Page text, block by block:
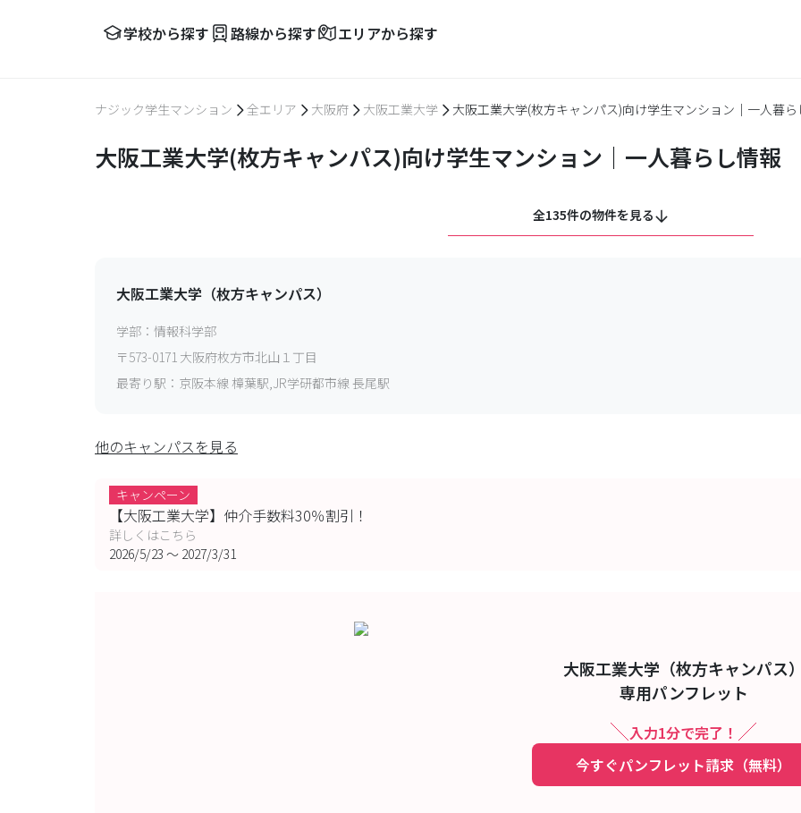
学校から探す 路線から探す エリアから探す
ナジック学生マンション 全エリア 大阪府 大阪工業大学 大阪工業大学(枚方キャンパス)向け学生マンション｜一人暮
大阪工業大学(枚方キャンパス)向け学生マンション｜一人暮らし情報
全135件の物件を見る
大阪工業大学（枚方キャンパス）
学部： 情報科学部
〒573-0171 大阪府枚方市北山１丁目
最寄り駅： 京阪本線 樟葉駅,JR学研都市線 長尾駅
他のキャンパスを見る
キャンペーン
【大阪工業大学】仲介手数料30％割引！
詳しくはこちら
2026/5/23 〜 2027/3/31
大阪工業大学（枚方キャンパス
専用パンフレット
入力1分で完了！
今すぐパンフレット請求（無料）